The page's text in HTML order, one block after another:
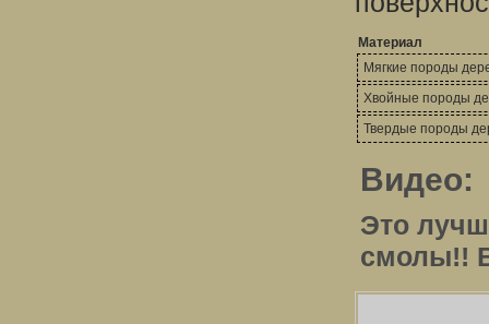
Материал
Мягкие породы
Хвойные породы
Твердые породы
Видео:
Это
смолы!!